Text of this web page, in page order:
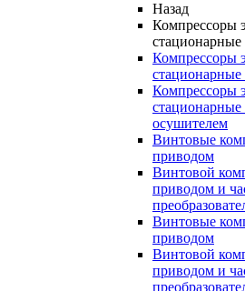
Назад
Компрессоры
стационарные
Компрессоры
стационарные
Компрессоры
стационарные
осушителем
Винтовые
приводом
Винтовой
приводом и
Винтовые
приводом
Винтовой
приводом и